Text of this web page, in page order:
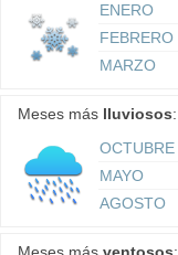
ENERO
FEBRERO
MARZO
Meses más lluviosos:
OCTUBRE
MAYO
AGOSTO